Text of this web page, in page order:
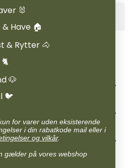
🐰
& Have 🏠
& Rytter 🐴
🐶
🐦
for varer uden eksisterende
i din rabatkode mail eller i
og vilkår.
gælder på vores webshop